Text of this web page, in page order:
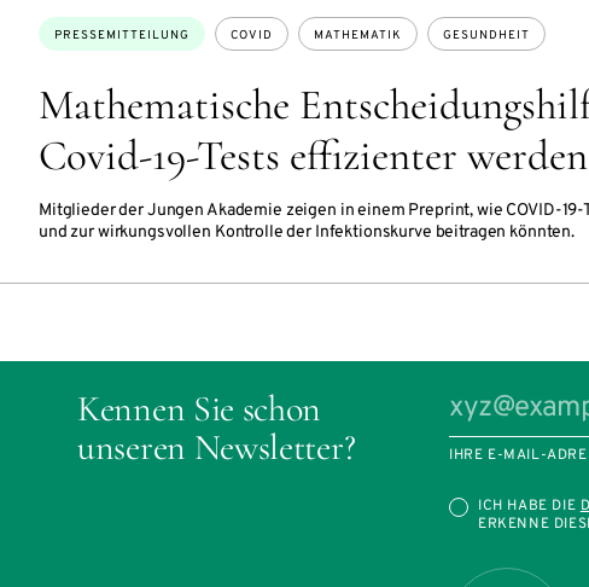
Mathematische
Covid-19-Tests effizienter
Mitglieder der Jungen Akademie zeigen in einem Preprint, wie COVID-
und zur wirkungsvollen Kontrolle der Infektionskurve beitragen könnten.
Themen:
PRESSEMITTEILUNG COVID MATHEMATIK GESUNDHEIT
Kennen Sie schon
unseren Newsletter?
IHRE E-MAIL-
ICH HABE DIE
ERKENNE